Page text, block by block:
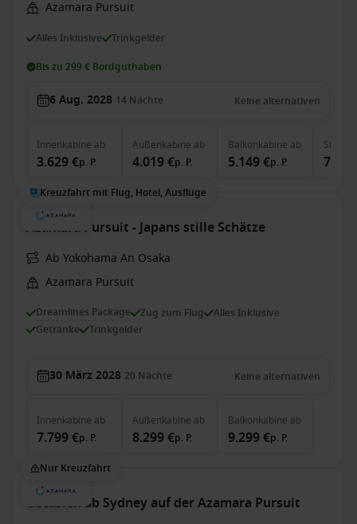
Azamara Pursuit
Alles Inklusive Trinkgelder
Bis zu 299 € Bordguthaben
6 Aug. 2028 14 Nächte Keine alternativen
Innenkabine ab
3.629 €p. P.
Außenkabine ab
4.019 €p. P.
Balkonkabine ab
5.149 €p. P.
Suite
Kreuzfahrt mit Flug, Hotel, Ausflüge
Azamara Pursuit - Japans stille Schätze
Ab Yokohama An Osaka
Azamara Pursuit
Dreamlines Package Zug zum Flug
Alles Inklusive
Getränke
Trinkgelder
30 März 2028 20 Nächte Keine alternativen
Innenkabine ab
7.799 €p. P.
Außenkabine ab
8.299 €p. P.
Balkonkabine ab
9.299 €p. P.
Nur Kreuzfahrt
Ostasien ab Sydney auf der Azamara Pursuit